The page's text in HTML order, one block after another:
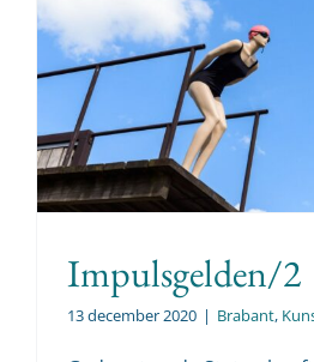
Impulsgelden/2
13 december 2020 | Brabant,